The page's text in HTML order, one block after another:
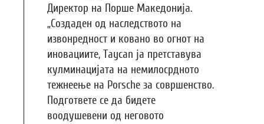
Директор на Порше Македонија.
„Создаден од наследството на
извонредност и ковано во огнот на
иновациите, Taycan ја претставува
кулминацијата на немилосрдното
тежнеење на Porsche за совршенство.
Подгответе се да бидете
воодушевени од неговото